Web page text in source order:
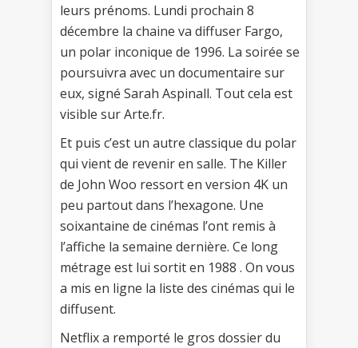
leurs prénoms. Lundi prochain 8
décembre la chaine va diffuser Fargo,
un polar inconique de 1996. La soirée se
poursuivra avec un documentaire sur
eux, signé Sarah Aspinall. Tout cela est
visible sur Arte.fr.
Et puis c’est un autre classique du polar
qui vient de revenir en salle. The Killer
de John Woo ressort en version 4K un
peu partout dans l’hexagone. Une
soixantaine de cinémas l’ont remis à
l’affiche la semaine dernière. Ce long
métrage est lui sortit en 1988 . On vous
a mis en ligne la liste des cinémas qui le
diffusent.
Netflix a remporté le gros dossier du